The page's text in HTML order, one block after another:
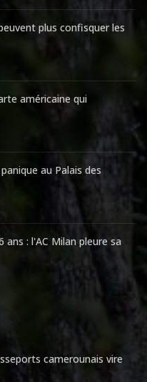
plus confisquer les
américaine qui
au Palais des
ans : l'AC Milan pleure sa
camerounais vire